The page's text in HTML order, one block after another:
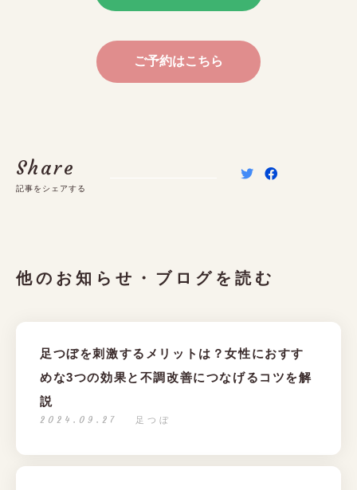
ご予約はこちら
Share
記事をシェアする
他のお知らせ・ブログを読む
足つぼを刺激するメリットは？女性におすす
めな3つの効果と不調改善につなげるコツを解
説
2024.09.27 足つぼ